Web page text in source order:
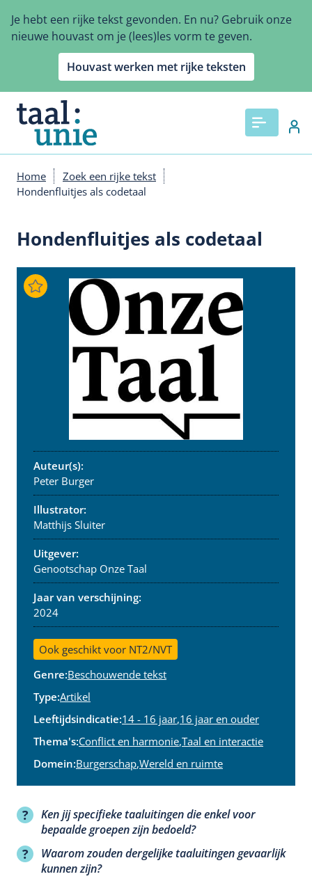
en
naar
gaan
Je hebt een rijke tekst gevonden. En nu? Gebruik onze
nieuwe houvast om je (lees)les vorm te geven.
Houvast werken met rijke teksten
Kruimelpad
Home
Zoek een rijke tekst
Hondenfluitjes als codetaal
Hondenfluitjes als codetaal
Auteur(s):
Peter Burger
Illustrator:
Matthijs Sluiter
Uitgever:
Genootschap Onze Taal
Jaar van verschijning:
2024
Ook geschikt voor NT2/NVT
Genre:Beschouwende tekst
Type:Artikel
Leeftijdsindicatie:14 - 16 jaar,16 jaar en ouder
Thema's:Conflict en harmonie,Taal en interactie
Domein:Burgerschap,Wereld en ruimte
Ken jij specifieke taaluitingen die enkel voor
bepaalde groepen zijn bedoeld?
Waarom zouden dergelijke taaluitingen gevaarlijk
kunnen zijn?